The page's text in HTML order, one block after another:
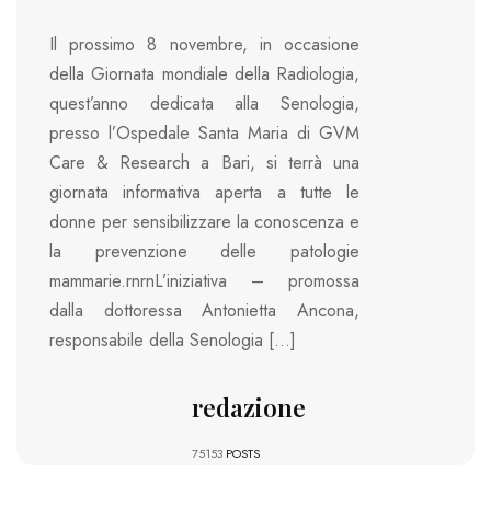
Il prossimo 8 novembre, in occasione
della Giornata mondiale della Radiologia,
quest’anno dedicata alla Senologia,
presso l’Ospedale Santa Maria di GVM
Care & Research a Bari, si terrà una
giornata informativa aperta a tutte le
donne per sensibilizzare la conoscenza e
la prevenzione delle patologie
mammarie.rnrnL’iniziativa – promossa
dalla dottoressa Antonietta Ancona,
responsabile della Senologia […]
redazione
75153 POSTS